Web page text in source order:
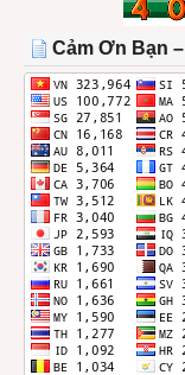
THÁNG
Cảm Ơn Bạn